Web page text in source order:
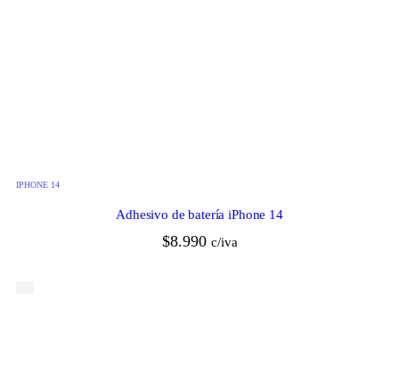
IPHONE 14
Adhesivo de batería iPhone 14
$8.990 c/iva